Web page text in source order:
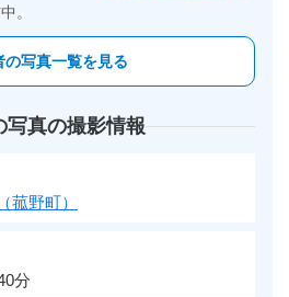
。
の写真一覧を見る
写真の撮影情報
菰野町）
分